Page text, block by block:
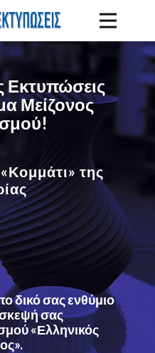
Εκτυπώσεις
Μείζονος
της
δικό σας ενθύμιο
σας
«Ελληνικός